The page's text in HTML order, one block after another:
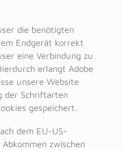
die benötigten
Endgerät korrekt
eine Verbindung zu
erlangt Adobe
unsere Website
der Schriftarten
gespeichert.
dem EU-US-
zwischen